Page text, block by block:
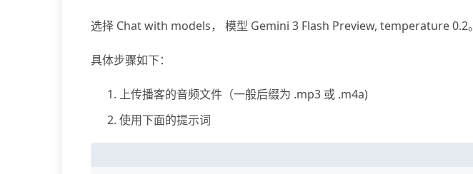
选择 Chat with models， 模型 Gemini 3 Flash Preview, temperature 0.2。
具体步骤如下：
上传播客的音频文件（一般后缀为 .mp3 或 .m4a)
使用下面的提示词